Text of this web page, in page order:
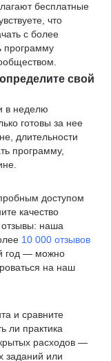
бесплатные
что
с более
программу
свой
в неделю
готовы за нее
длительности
программу,
доступом
качество
отзывы: наша
10 000 отзывов
год — можно
на наш
и сравните
ли практика
расходов —
заданий или